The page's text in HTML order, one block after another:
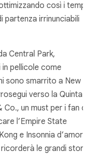
così i tempi
partenza irrinunciabili
Central Park,
pellicole come
sono smarrito a New
verso la Quinta
un must per i fan di
l’Empire State
e Insonnia d’amore
le grandi